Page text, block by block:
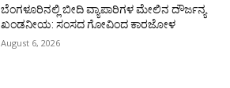
ಬೆಂಗಳೂರಿನಲ್ಲಿ ಬೀದಿ ವ್ಯಾಪಾರಿಗಳ ಮೇಲಿನ ದೌರ್ಜನ್ಯ
ಖಂಡನೀಯ: ಸಂಸದ ಗೋವಿಂದ ಕಾರಜೋಳ
August 6, 2026